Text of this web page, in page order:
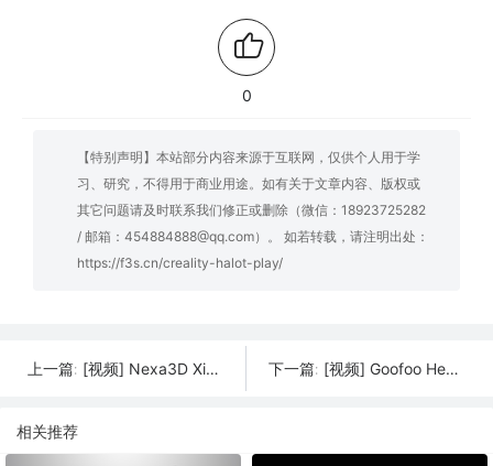
0
【特别声明】本站部分内容来源于互联网，仅供个人用于学
习、研究，不得用于商业用途。如有关于文章内容、版权或
其它问题请及时联系我们修正或删除（微信：18923725282
/ 邮箱：454884888@qq.com）。 如若转载，请注明出处：
https://f3s.cn/creality-halot-play/
上一篇: [视频] Nexa3D XiP Nova 简介：人工智能驱动的桌面3D打印机 下一篇: [视频] Goofoo Heated Resin Mixer HM01：打印前树脂摇匀加热机
相关推荐